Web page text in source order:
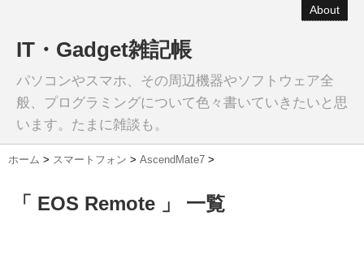
About
IT・Gadget雑記帳
パソコンやスマホ、その周辺機器やソフトウェア全
般、プログラミングについて色々書いていきたいと思
います。たまに雑談も。
ホーム > スマートフォン > AscendMate7 >
「 EOS Remote 」 一覧